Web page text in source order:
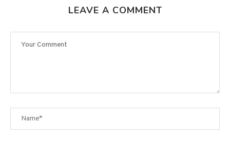
LEAVE A COMMENT